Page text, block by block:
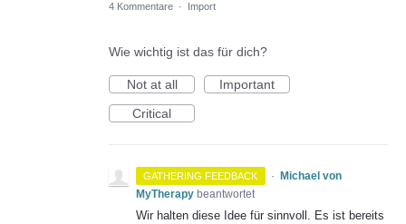
4 Kommentare · Import
Wie wichtig ist das für dich?
Not at all
Important
Critical
GATHERING FEEDBACK ·
Michael von
MyTherapy beantwortet
Wir halten diese Idee für sinnvoll. Es ist bereits